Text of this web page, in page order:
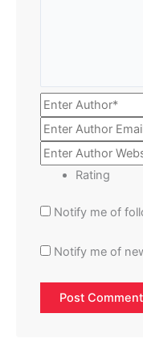
Rating
Notify me of
Notify me of